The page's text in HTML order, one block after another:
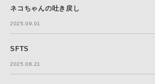
ネコちゃんの吐き戻し
2025.09.01
SFTS
2025.08.21